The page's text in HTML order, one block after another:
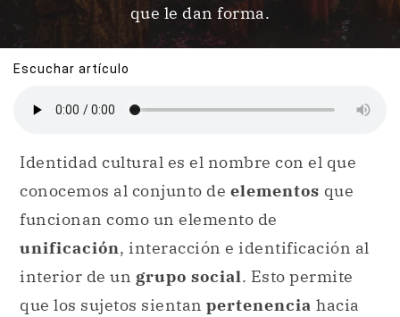
que le dan forma.
Escuchar artículo
Identidad cultural es el nombre con el que
conocemos al conjunto de elementos que
funcionan como un elemento de
unificación, interacción e identificación al
interior de un grupo social. Esto permite
que los sujetos sientan pertenencia hacia